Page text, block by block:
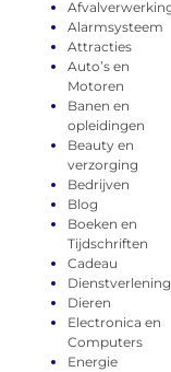
Alarmsysteem
Attracties
Auto’s en
Motoren
Banen en
opleidingen
Beauty en
verzorging
Bedrijven
Blog
Boeken en
Tijdschriften
Cadeau
Dienstverlening
Dieren
Electronica en
Computers
Energie